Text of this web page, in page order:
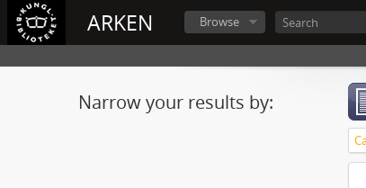
ARKEN Browse
Narrow your results by: